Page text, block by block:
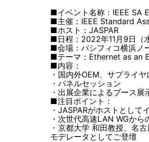
■イベント名称：IEEE SA
■主催：IEEE Standard
■ホスト：JASPAR
■日程：2022年11月9日（
■会場：パシフィコ横浜ノ
■テーマ：Ethernet as an
■内容：
・国内外OEM、サプライ
・パネルセッション
・出展企業によるブース展
■注目ポイント：
・JASPARがホストとし
・次世代高速LAN WGか
・京都大学 和田教授、名
モデレータとしてご登壇